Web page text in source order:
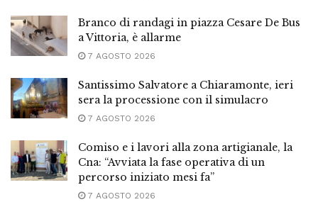
Branco di randagi in piazza Cesare De Bus
a Vittoria, è allarme
7 AGOSTO 2026
Santissimo Salvatore a Chiaramonte, ieri
sera la processione con il simulacro
7 AGOSTO 2026
Comiso e i lavori alla zona artigianale, la
Cna: “Avviata la fase operativa di un
percorso iniziato mesi fa”
7 AGOSTO 2026